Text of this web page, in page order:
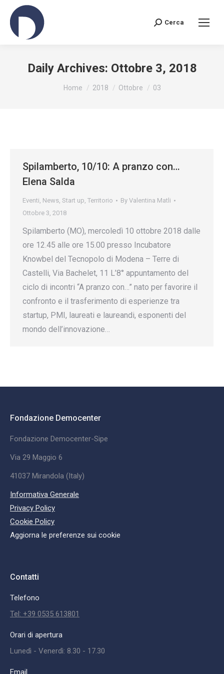
Search:
Cerca
Daily Archives: Ottobre 3, 2018
You are here:
Home 2018 Ottobre 03
Spilamberto, 10/10: A pranzo con…
Elena Salda
Eventi, News, Start up, Territorio By Valentina Matli
Ottobre 3, 2018
Spilamberto (MO), mercoledì 10 ottobre 2018 dalle
ore 12.45 alle ore 15.00 presso Incubatore
Knowbel del Tecnopolo di Modena – Terre di
Castelli, Via Bachelet, 11 L’8° appuntamento del
ciclo di incontri “A pranzo con…” nato per favorire il
confronto e il trasferimento di esperienze tra
startup, PMI, laureati e laureandi, esponenti del
mondo dell’innovazione…
Fondazione Democenter
Fondazione Democenter-Sipe
Via 29 Maggio 6
41037 Mirandola (Italy)
Informativa Generale
Privacy Policy
Cookie Policy
Aggiorna le preferenze sui cookie
Contatti
Telefono
Tel: +39 0535 613801
Orari di apertura
Lunedì - Venerdì: 8.30 - 17.30
Email